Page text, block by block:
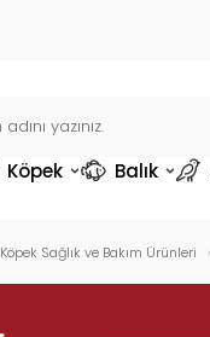
Köpek Balık
Köpek Sağlık ve Bakım Ürünleri